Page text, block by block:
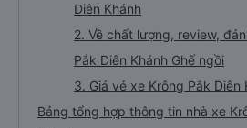
Diên Khánh
2. Về chất lượng, review,
Pắk Diên Khánh Ghế ngồi
3. Giá vé xe Krông Pắk Diên
Bảng tổng hợp thông tin nhà xe